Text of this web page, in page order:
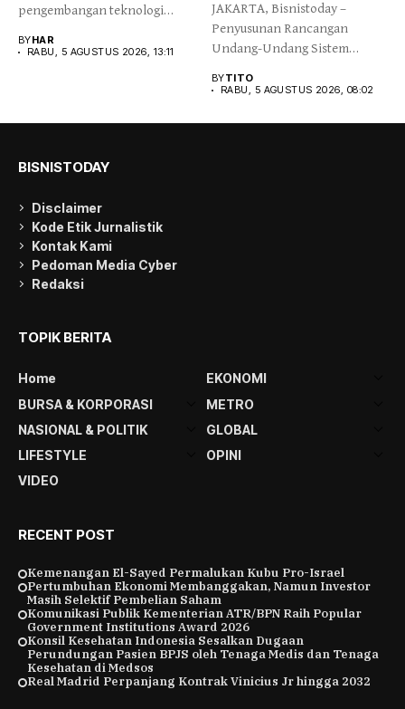
pengembangan teknologi
lebih cepat...
BYHAR
RABU, 5 AGUSTUS 2026, 13:11
JAKARTA, Bisnistoday –
Penyusunan Rancangan
Undang-Undang Sistem
Sistranas) menjadi...
BYTITO
RABU, 5 AGUSTUS 2026, 08:02
BISNISTODAY
Disclaimer
Kode Etik Jurnalistik
Kontak Kami
Pedoman Media Cyber
Redaksi
TOPIK BERITA
Home
EKONOMI
BURSA & KORPORASI
METRO
NASIONAL & POLITIK
GLOBAL
LIFESTYLE
OPINI
VIDEO
RECENT POST
Kemenangan El-Sayed Permalukan Kubu Pro-Israel
Pertumbuhan Ekonomi Membanggakan, Namun Investor
Masih Selektif Pembelian Saham
Komunikasi Publik Kementerian ATR/BPN Raih Popular
Government Institutions Award 2026
Konsil Kesehatan Indonesia Sesalkan Dugaan
Perundungan Pasien BPJS oleh Tenaga Medis dan Tenaga
Kesehatan di Medsos
Real Madrid Perpanjang Kontrak Vinicius Jr hingga 2032